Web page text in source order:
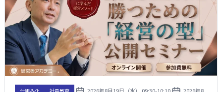
2026年8月19日（水） 09:30-10:10
2026年8